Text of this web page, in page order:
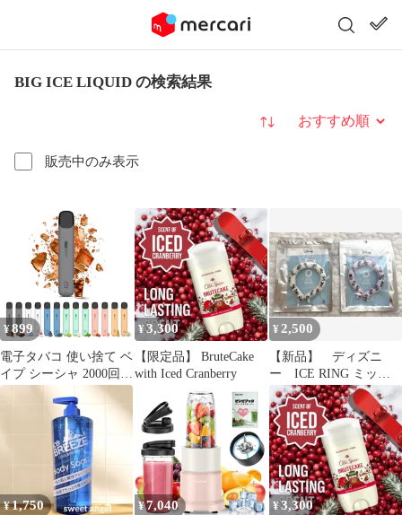
BIG ICE LIQUID の検索結果
販売中のみ表示
並び替え
¥899
電子タバコ 使い捨て ベ
イプ シーシャ 2000回吸
引 コーラアイス 13種フ
レーバー VAPE 大容量
爆煙 禁煙パイポ 水蒸気
タバコ ニコチンなし タ
ールなし KIRI ZEROシ
¥3,300
【限定品】 BruteCake
with Iced Cranberry
¥ 2,500
【新品】 ディズニ
ー ICE RING ミッキ
ー ミニー 2本セッ
ト SUO
¥1,750 ¥7,040 ¥3,300